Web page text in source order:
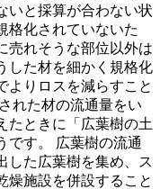
いと採算が合わない状
格化されていないた
売れそうな部位以外は
した材を細かく規格化
よりロスを減らすこと
れた材の流通量をい
たときに「広葉樹の土
です。 広葉樹の流通
した広葉樹を集め、ス
燥施設を併設すること